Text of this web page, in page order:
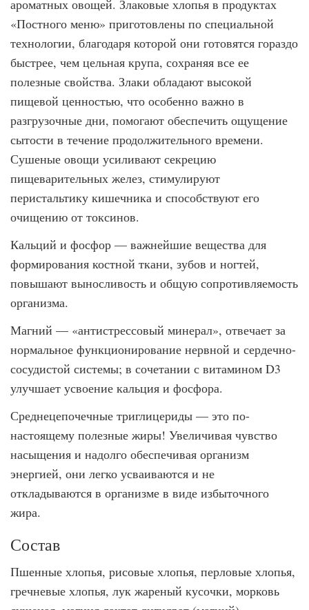
ароматных овощей. Злаковые хлопья в продуктах
«Постного меню» приготовлены по специальной
технологии, благодаря которой они готовятся гораздо
быстрее, чем цельная крупа, сохраняя все ее
полезные свойства. Злаки обладают высокой
пищевой ценностью, что особенно важно в
разгрузочные дни, помогают обеспечить ощущение
сытости в течение продолжительного времени.
Сушеные овощи усиливают секрецию
пищеварительных желез, стимулируют
перистальтику кишечника и способствуют его
очищению от токсинов.
Кальций и фосфор — важнейшие вещества для
формирования костной ткани, зубов и ногтей,
повышают выносливость и общую сопротивляемость
организма.
Магний — «антистрессовый минерал», отвечает за
нормальное функционирование нервной и сердечно-
сосудистой системы; в сочетании с витамином D3
улучшает усвоение кальция и фосфора.
Среднецепочечные триглицериды — это по-
настоящему полезные жиры! Увеличивая чувство
насыщения и надолго обеспечивая организм
энергией, они легко усваиваются и не
откладываются в организме в виде избыточного
жира.
Состав
Пшенные хлопья, рисовые хлопья, перловые хлопья,
гречневые хлопья, лук жареный кусочки, морковь